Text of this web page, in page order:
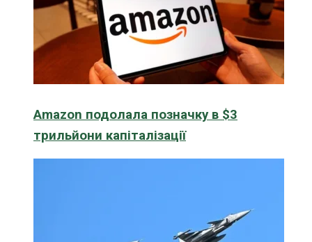
Amazon подолала позначку в $3
трильйони капіталізації